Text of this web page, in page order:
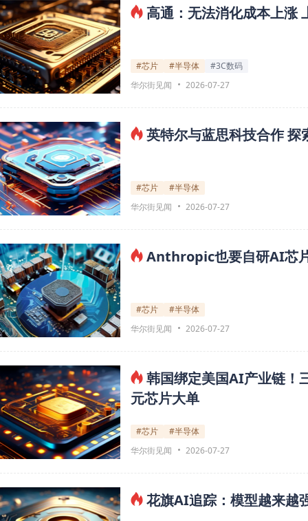
高通：无法消化成本上涨
#芯片 #半导体
#3C数码
华尔街见闻
2026-07-27
英特尔与蓝思科技合作
#芯片
#半导体
华尔街见闻
2026-07-27
Anthropic也要自研AI芯
#芯片
#半导体
华尔街见闻
2026-07-27
韩国绑定美国AI产业链！
元芯片大单
#芯片
#半导体
华尔街见闻
2026-07-27
花旗AI追踪：模型越来越